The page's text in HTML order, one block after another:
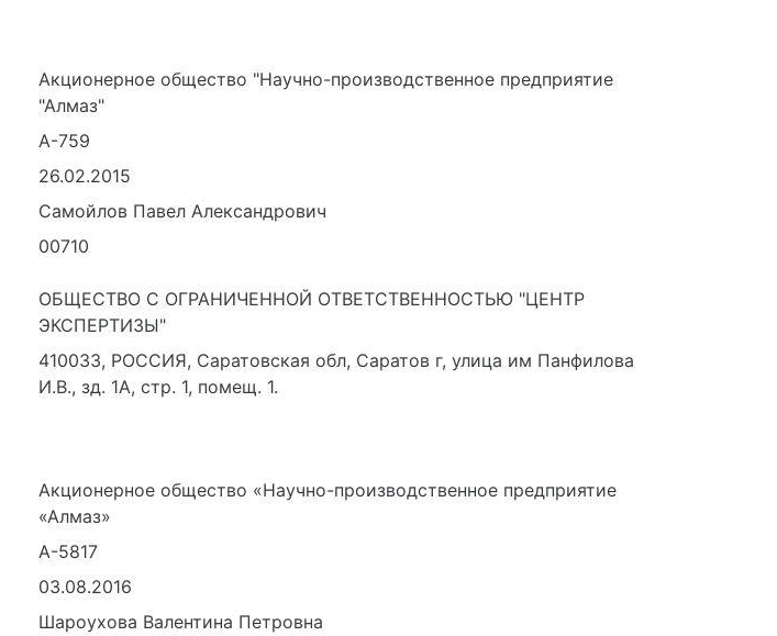
Акционерное общество "Научно-производственное предприятие
"Алмаз"
А-759
26.02.2015
Самойлов Павел Александрович
00710
ОБЩЕСТВО С ОГРАНИЧЕННОЙ ОТВЕТСТВЕННОСТЬЮ "ЦЕНТР
ЭКСПЕРТИЗЫ"
410033, РОССИЯ, Саратовская обл, Саратов г, улица им Панфилова
И.В., зд. 1А, стр. 1, помещ. 1.
Акционерное общество «Научно-производственное предприятие
«Алмаз»
А-5817
03.08.2016
Шароухова Валентина Петровна